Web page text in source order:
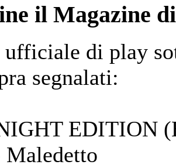
il Magazine
di play
segnalati:
EDITION